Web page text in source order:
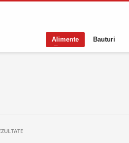
Alimente Bauturi